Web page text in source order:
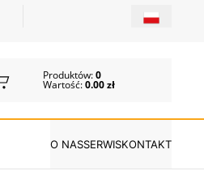
Produktów:0
Wartość:0.00 zł
O NASSERWISKONTAKT